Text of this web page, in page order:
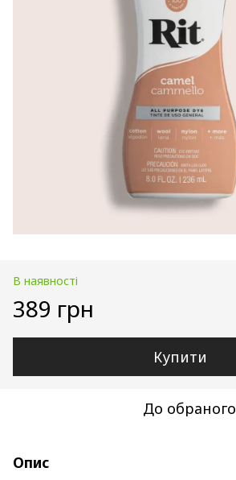
В наявності
389 грн
Купити
До обраного
Опис